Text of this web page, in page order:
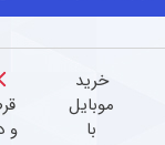
خرید
موبایل
با
و